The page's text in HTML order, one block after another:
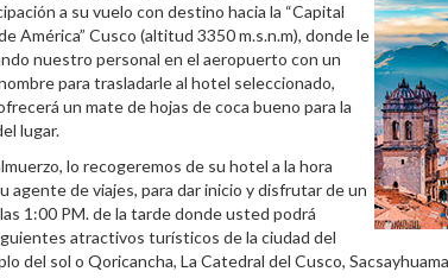
a su vuelo con destino hacia la “Capital
América” Cusco (altitud 3350 m.s.n.m), donde le
nuestro personal en el aeropuerto con un
para trasladarle al hotel seleccionado,
un mate de hojas de coca bueno para la
lugar.
lo recogeremos de su hotel a la hora
agente de viajes, para dar inicio y disfrutar de un
1:00 PM. de la tarde donde usted podrá
atractivos turísticos de la ciudad del
del sol o Qoricancha, La Catedral del Cusco,